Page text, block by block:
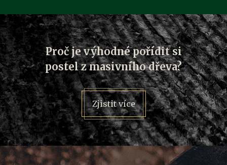
Proč je výhodné pořídit si
postel z masivního dřeva?
Zjistit více